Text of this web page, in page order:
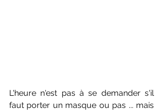
L'heure n'est pas à se demander s'il
faut porter un masque ou pas ... mais